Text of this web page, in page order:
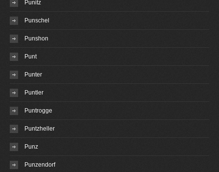
Punitz
Punschel
Punshon
Punt
Punter
Puntler
Puntrogge
Puntzheller
Punz
Punzendorf